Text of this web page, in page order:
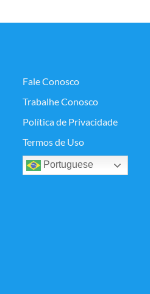
Fale Conosco
Trabalhe Conosco
Política de Privacidade
Termos de Uso
Portuguese